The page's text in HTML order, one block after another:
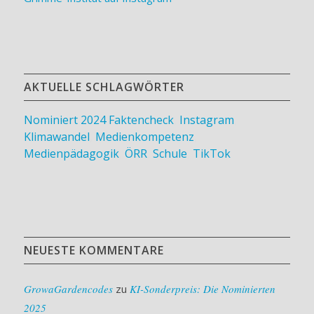
AKTUELLE SCHLAGWÖRTER
Nominiert 2024 Faktencheck, Instagram
Klimawandel Medienkompetenz
Medienpädagogik, ÖRR, Schule TikTok
NEUESTE KOMMENTARE
GrowaGardencodeszu KI-Sonderpreis: Die Nominierten
2025